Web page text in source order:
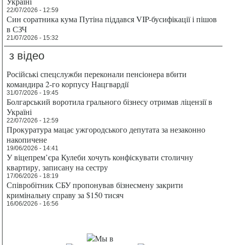
22/07/2026 - 12:59
Син соратника кума Путіна піддався VIP-бусифікації і пішов
в СЗЧ
21/07/2026 - 15:32
з відео
Російські спецслужби переконали пенсіонера вбити
командира 2-го корпусу Нацгвардії
31/07/2026 - 19:45
Болгарський воротила грального бізнесу отримав ліцензії в
Україні
22/07/2026 - 12:59
Прокуратура мацає ужгородського депутата за незаконно
накопичене
19/06/2026 - 14:41
У віцепрем’єра Кулеби хочуть конфіскувати столичну
квартиру, записану на сестру
17/06/2026 - 18:19
Співробітник СБУ пропонував бізнесмену закрити
кримінальну справу за $150 тисяч
16/06/2026 - 16:56